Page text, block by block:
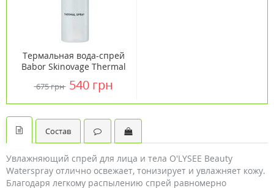
Термальная вода-спрей
Babor Skinovage Thermal
675 грн 540 грн
Состав
Увлажняющий спрей для лица и тела O'LYSEE Beauty
Waterspray отлично освежает, тонизирует и увлажняет кожу.
Благодаря легкому распылению спрей равномерно